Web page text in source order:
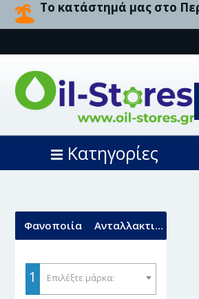
Το κατάστημά μας στο
Κατηγορίες
Φανοποιία Ανταλλακτικά
Επιλέξτε μάρκα:
1